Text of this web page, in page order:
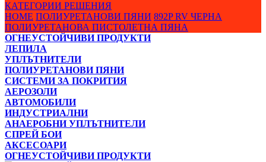
КАТЕГОРИИ РЕШЕНИЯ
HOME ПОЛИУРЕТАНОВИ ПЯНИ 892P RV ЧЕРНА
ПОЛИУРЕТАНОВА ПИСТОЛЕТНА ПЯНА
ОГНЕУСТОЙЧИВИ ПРОДУКТИ
ЛЕПИЛА
УПЛЪТНИТЕЛИ
ПОЛИУРЕТАНОВИ ПЯНИ
СИСТЕМИ ЗА ПОКРИТИЯ
АЕРОЗОЛИ
АВТОМОБИЛИ
ИНДУСТРИАЛНИ
АНАЕРОБНИ УПЛЪТНИТЕЛИ
СПРЕЙ БОИ
АКСЕСОАРИ
ОГНЕУСТОЙЧИВИ ПРОДУКТИ